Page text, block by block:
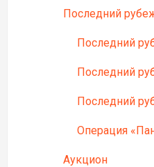
Последний
Последний
Последний
Последний
Операция
Аукцион